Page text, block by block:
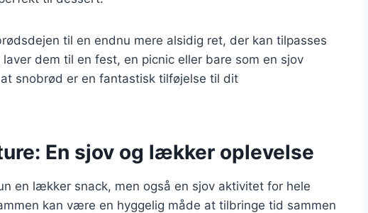
til en endnu mere alsidig ret, der kan tilpasses
dem til en fest, en picnic eller bare som en sjov
snobrød er en fantastisk tilføjelse til dit
En sjov og lækker oplevelse
en lækker snack, men også en sjov aktivitet for hele
kan være en hyggelig måde at tilbringe tid sammen